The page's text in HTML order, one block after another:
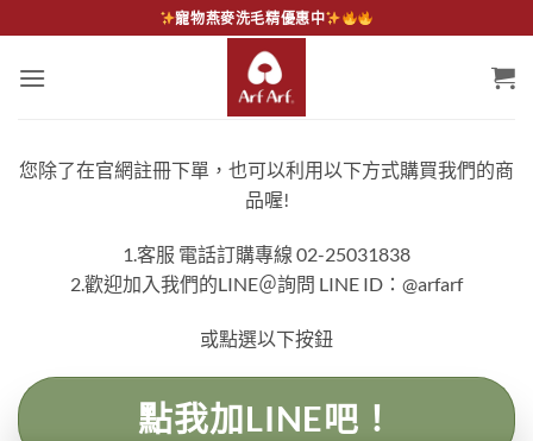
to
content
寵物燕麥洗毛精優惠中
您除了在官網註冊下單，也可以利用以下方式購買我們的商
品喔!
1.客服 電話訂購專線 02-25031838
2.歡迎加入我們的LINE＠詢問 LINE ID：@arfarf
或點選以下按鈕
點我加LINE吧！